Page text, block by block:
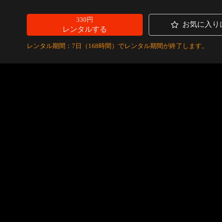
330円
レンタルする
お気に入り
レンタル期間：7日（168時間）でレンタル期間が終了します。